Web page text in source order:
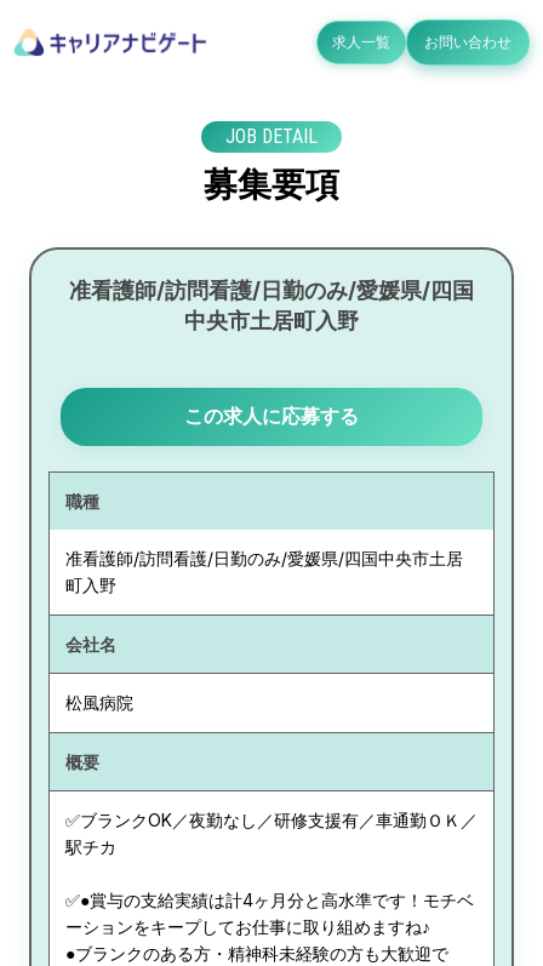
求人一覧 お問い合わせ
JOB DETAIL
募集要項
准看護師/訪問看護/日勤のみ/愛媛県/四国
中央市土居町入野
この求人に応募する
職種
准看護師/訪問看護/日勤のみ/愛媛県/四国中央市土居
町入野
会社名
松風病院
概要
✅ブランクOK／夜勤なし／研修支援有／車通勤ＯＫ／
駅チカ
✅●賞与の支給実績は計4ヶ月分と高水準です！モチベ
ーションをキープしてお仕事に取り組めますね♪
●ブランクのある方・精神科未経験の方も大歓迎で